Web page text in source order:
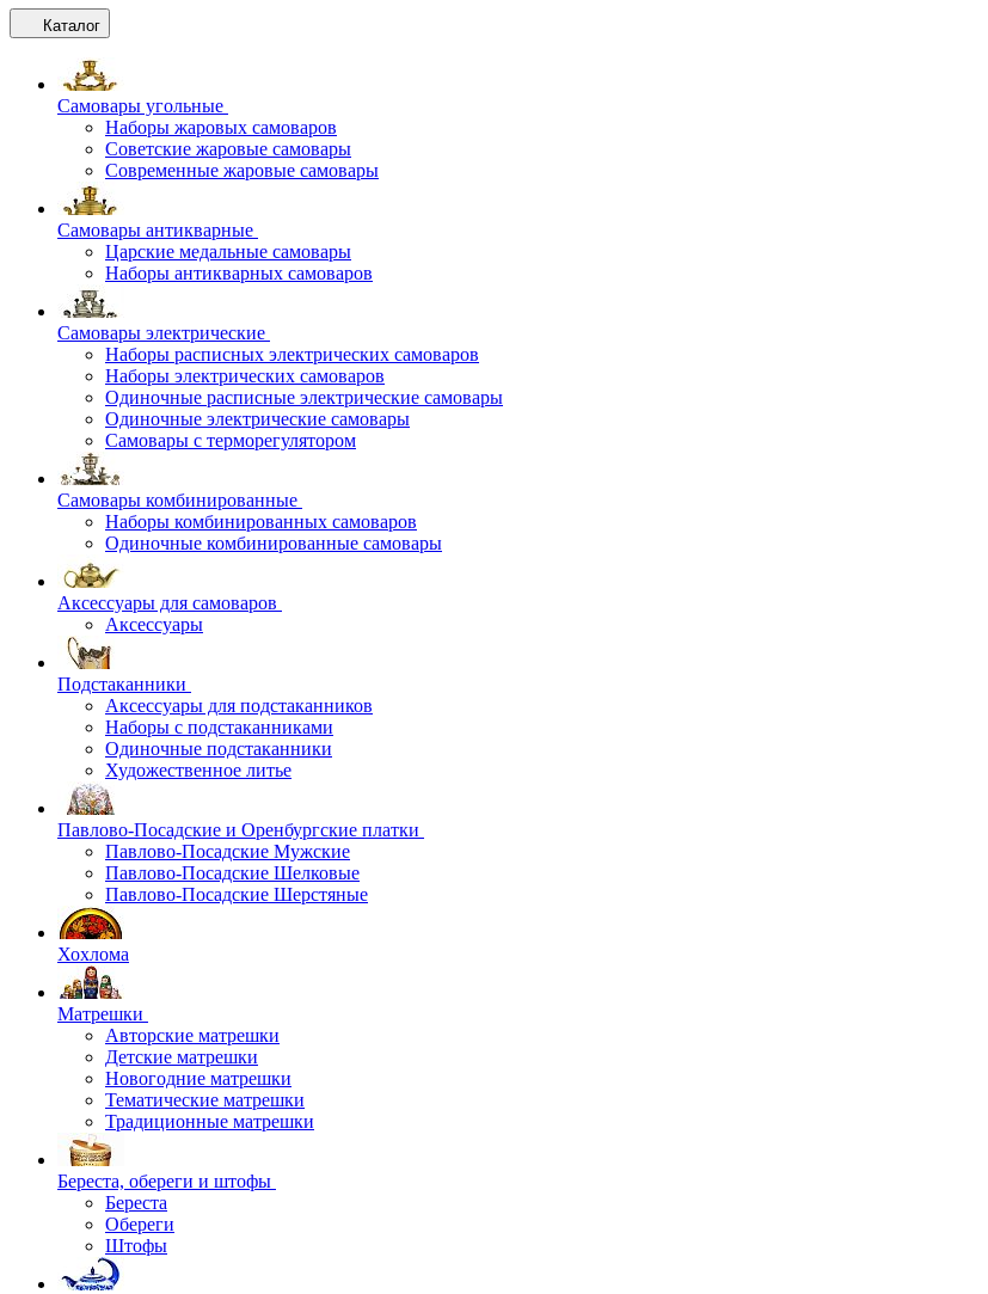
Каталог
Самовары угольные
Наборы жаровых самоваров
Советские жаровые самовары
Современные жаровые самовары
Самовары антикварные
Царские медальные самовары
Наборы антикварных самоваров
Самовары электрические
Наборы расписных электрических самоваров
Наборы электрических самоваров
Одиночные расписные электрические самовары
Одиночные электрические самовары
Самовары с терморегулятором
Самовары комбинированные
Наборы комбинированных самоваров
Одиночные комбинированные самовары
Аксессуары для самоваров
Аксессуары
Подстаканники
Аксессуары для подстаканников
Наборы с подстаканниками
Одиночные подстаканники
Художественное литье
Павлово-Посадские и Оренбургские платки
Павлово-Посадские Мужские
Павлово-Посадские Шелковые
Павлово-Посадские Шерстяные
Хохлома
Матрешки
Авторские матрешки
Детские матрешки
Новогодние матрешки
Тематические матрешки
Традиционные матрешки
Береста, обереги и штофы
Береста
Обереги
Штофы